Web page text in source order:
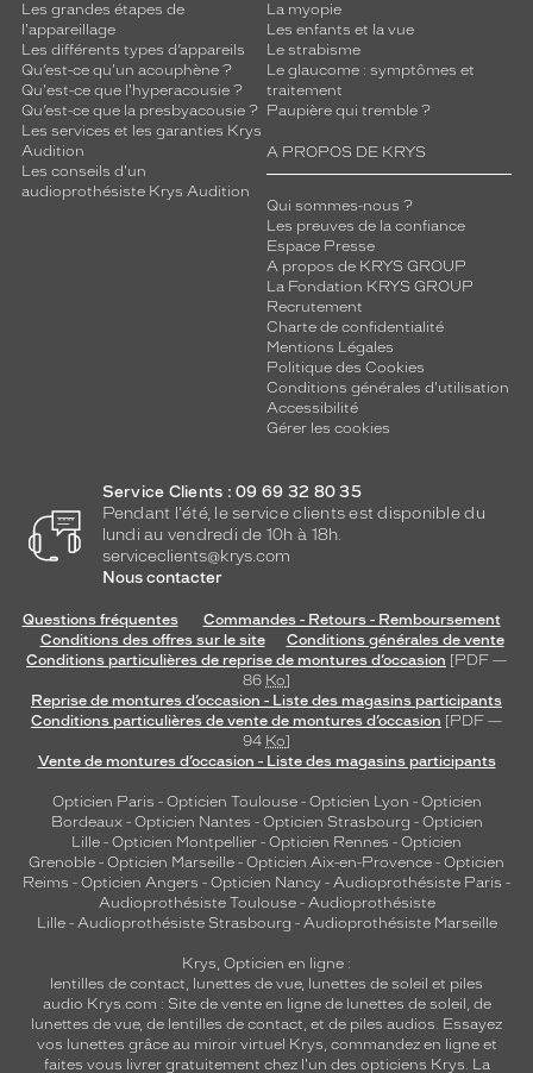
Les grandes étapes de
l'appareillage
Les différents types d’appareils
Qu’est-ce qu'un acouphène ?
Qu'est-ce que l'hyperacousie ?
Qu’est-ce que la presbyacousie ?
Les services et les garanties Krys
Audition
Les conseils d'un
audioprothésiste Krys Audition
La myopie
Les enfants et la vue
Le strabisme
Le glaucome : symptômes et
traitement
Paupière qui tremble ?
A PROPOS DE KRYS
Qui sommes-nous ?
Les preuves de la confiance
Espace Presse
A propos de KRYS GROUP
La Fondation KRYS GROUP
Recrutement
Charte de confidentialité
Mentions Légales
Politique des Cookies
Conditions générales d'utilisation
Accessibilité
Gérer les cookies
Service Clients : 09 69 32 80 35
Pendant l'été, le service clients est disponible du
lundi au vendredi de 10h à 18h.
serviceclients@krys.com
Nous contacter
Questions fréquentes
Commandes - Retours - Remboursement
Conditions des offres sur le site
Conditions générales de vente
Conditions particulières de reprise de montures d’occasion [PDF —
86 Ko]
Reprise de montures d’occasion - Liste des magasins participants
Conditions particulières de vente de montures d’occasion [PDF —
94 Ko]
Vente de montures d’occasion - Liste des magasins participants
Opticien Paris - Opticien Toulouse- Opticien Lyon - Opticien
Bordeaux- Opticien Nantes - Opticien Strasbourg - Opticien
Lille - Opticien Montpellier - Opticien Rennes - Opticien
Grenoble - Opticien Marseille - Opticien Aix-en-Provence - Opticien
Reims - Opticien Angers - Opticien Nancy - Audioprothésiste Paris -
Audioprothésiste Toulouse- Audioprothésiste
Lille- Audioprothésiste Strasbourg - Audioprothésiste Marseille
Krys, Opticien en ligne :
lentilles de contact, lunettes de vue, lunettes de soleil et piles
audio Krys.com : Site de vente en ligne de lunettes de soleil, de
lunettes de vue, de lentilles de contact, et de piles audios. Essayez
vos lunettes grâce au miroir virtuel Krys, commandez en ligne et
faites vous livrer gratuitement chez l'un des opticiens Krys. La